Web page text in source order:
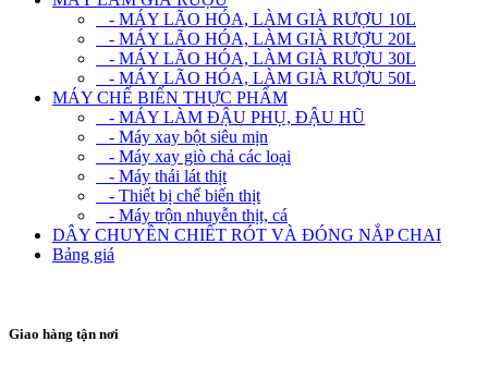
- MÁY LÃO HÓA, LÀM GIÀ RƯỢU 10L
- MÁY LÃO HÓA, LÀM GIÀ RƯỢU 20L
- MÁY LÃO HÓA, LÀM GIÀ RƯỢU 30L
- MÁY LÃO HÓA, LÀM GIÀ RƯỢU 50L
MÁY CHẾ BIẾN THỰC PHẨM
- MÁY LÀM ĐẬU PHỤ, ĐẬU HŨ
- Máy xay bột siêu mịn
- Máy xay giò chả các loại
- Máy thái lát thịt
- Thiết bị chế biến thịt
- Máy trộn nhuyễn thịt, cá
DÂY CHUYỀN CHIẾT RÓT VÀ ĐÓNG NẮP CHAI
Bảng giá
Giao hàng tận nơi